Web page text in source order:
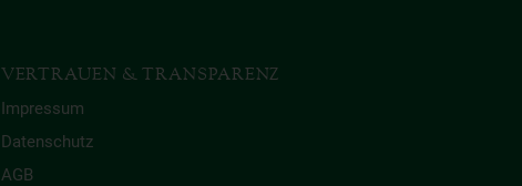
VERTRAUEN & TRANSPARENZ
Impressum
Datenschutz
AGB